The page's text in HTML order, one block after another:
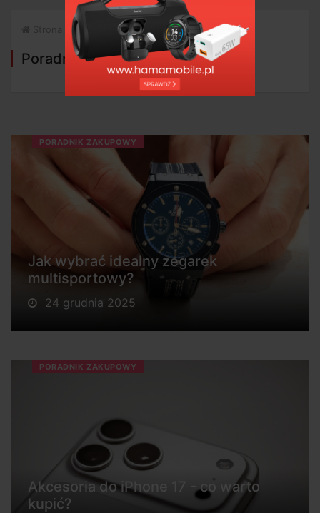
Strona główna Poradnik zakupowy
Poradnik zakupowy
PORADNIK ZAKUPOWY
Jak wybrać idealny zegarek
multisportowy?
24 grudnia 2025
PORADNIK ZAKUPOWY
Akcesoria do iPhone 17 - co warto
kupić?